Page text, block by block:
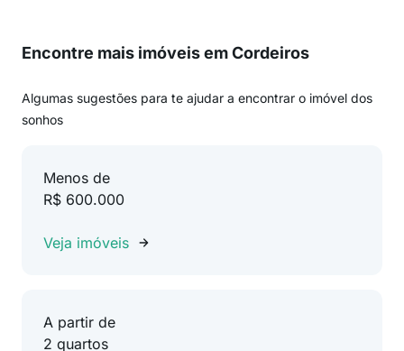
Encontre mais imóveis em Cordeiros
Algumas sugestões para te ajudar a encontrar o imóvel dos
sonhos
Menos de
R$ 600.000
Veja imóveis
A partir de
2 quartos